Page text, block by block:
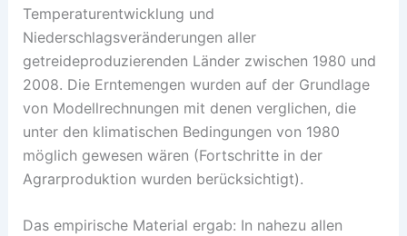
Temperaturentwicklung und
Niederschlagsveränderungen aller
getreideproduzierenden Länder zwischen 1980 und
2008. Die Erntemengen wurden auf der Grundlage
von Modellrechnungen mit denen verglichen, die
unter den klimatischen Bedingungen von 1980
möglich gewesen wären (Fortschritte in der
Agrarproduktion wurden berücksichtigt).
Das empirische Material ergab: In nahezu allen